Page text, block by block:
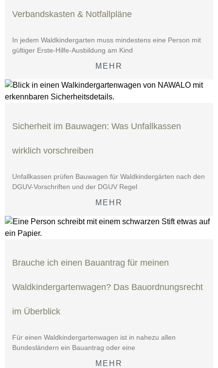
Verbandskasten & Notfallpläne
In jedem Waldkindergarten muss mindestens eine Person mit
gültiger Erste-Hilfe-Ausbildung am Kind
MEHR
Sicherheit im Bauwagen: Was Unfallkassen
wirklich vorschreiben
Unfallkassen prüfen Bauwagen für Waldkindergärten nach den
DGUV-Vorschriften und der DGUV Regel
MEHR
Brauche ich einen Bauantrag für meinen
Waldkindergartenwagen? Das Bauordnungsrecht
im Überblick
Für einen Waldkindergartenwagen ist in nahezu allen
Bundesländern ein Bauantrag oder eine
MEHR